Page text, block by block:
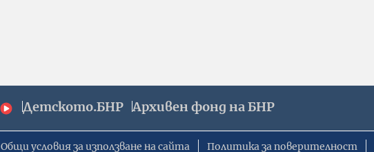
Детското.БНР Архивен фонд на БНР
Общи условия за използване на сайта Политика за поверителност